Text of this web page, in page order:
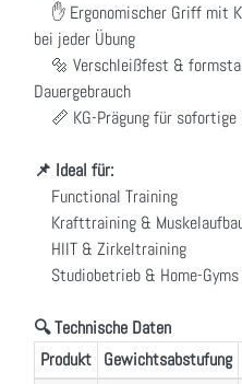
✋ Ergonomischer Griff mit
bei jeder Übung
🔩 Verschleißfest &
Dauergebrauch
📏 KG-Prägung für sofortige
📌 Ideal für:
Functional Training
Krafttraining &
HIIT & Zirkeltraining
Studiobetrieb & Home-Gyms
🔍 Technische Daten
Produkt Gewichtsabstufung